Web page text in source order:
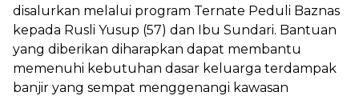
disalurkan melalui program Ternate Peduli Baznas
kepada Rusli Yusup (57) dan Ibu Sundari. Bantuan
yang diberikan diharapkan dapat membantu
memenuhi kebutuhan dasar keluarga terdampak
banjir yang sempat menggenangi kawasan